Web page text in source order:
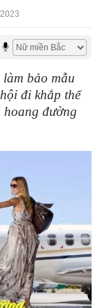
bảo mẫu
đi khắp thế
hoang đường